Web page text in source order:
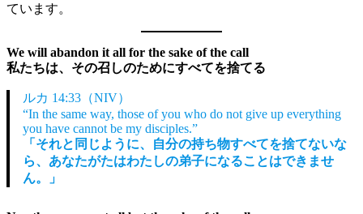
ています。
We will abandon it all for the sake of the call
私たちは、その召しのためにすべてを捨てる
ルカ 14:33（NIV）
“In the same way, those of you who do not give up everything
you have cannot be my disciples.”
「それと同じように、自分の持ち物すべてを捨てないな
ら、あなたがたはわたしの弟子になることはできませ
ん。」